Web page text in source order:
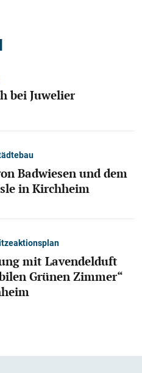
bei Juwelier
Badwiesen und dem
in Kirchheim
mit Lavendelduft
Grünen Zimmer“